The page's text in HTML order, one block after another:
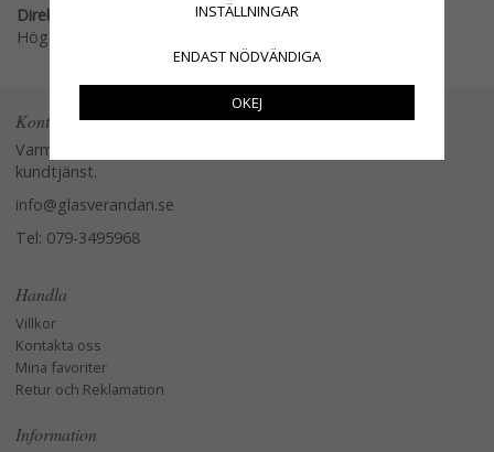
Direktlänk:
Högerklicka och kopiera adressen
Kontakta oss
Varmt välkommen att kontakta vår
kundtjänst.
info@glasverandan.se
Tel: 079-3495968
Handla
Villkor
Kontakta oss
Mina favoriter
Retur och Reklamation
Information
INSTÄLLNINGAR
ENDAST NÖDVÄNDIGA
OKEJ